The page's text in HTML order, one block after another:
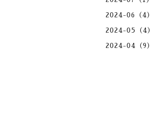
2024-06（4）
2024-05（4）
2024-04（9）